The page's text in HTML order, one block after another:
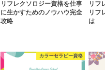
リフレクソロジー資格を仕事
に生かすためのノウハウ完全
攻略
リフ
リフ
は
カラーセラピー資格